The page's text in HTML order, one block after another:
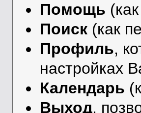
Помощь
Поиск (как
Профиль,
настройках
Календарь
Выход,